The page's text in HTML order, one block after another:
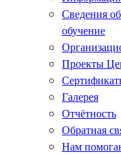
Сведения
обучение
Проекты
Галерея
Отчётность
Обратная
Нам